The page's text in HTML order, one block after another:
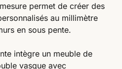
permet de créer des
au millimètre
en sous pente.
intègre un meuble de
vasque avec